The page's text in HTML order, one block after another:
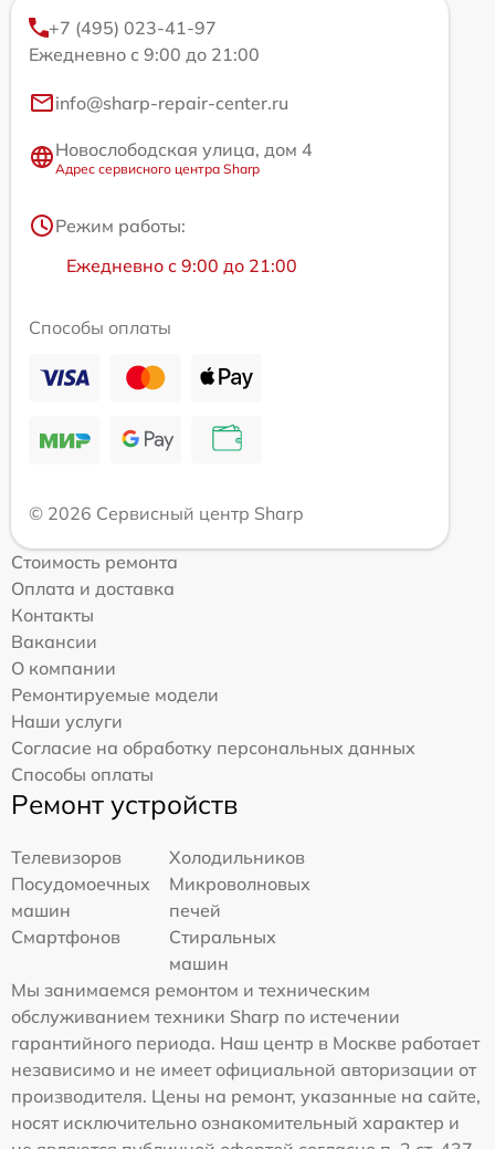
+7 (495) 023-41-97
Ежедневно с 9:00 до 21:00
info@sharp-repair-center.ru
Новослободская улица, дом 4
Адрес сервисного центра Sharp
Режим работы:
Ежедневно с 9:00 до 21:00
Способы оплаты
© 2026 Сервисный центр Sharp
Стоимость ремонта
Оплата и доставка
Контакты
Вакансии
О компании
Ремонтируемые модели
Наши услуги
Согласие на обработку персональных данных
Способы оплаты
Ремонт устройств
Телевизоров
Холодильников
Посудомоечных
машин
Микроволновых
печей
Смартфонов
Стиральных
машин
Мы занимаемся ремонтом и техническим
обслуживанием техники Sharp по истечении
гарантийного периода. Наш центр в Москве работает
независимо и не имеет официальной авторизации от
производителя. Цены на ремонт, указанные на сайте,
носят исключительно ознакомительный характер и